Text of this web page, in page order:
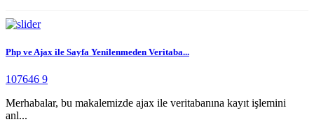
Php ve Ajax ile Sayfa Yenilenmeden Veritaba...
107646 9
Merhabalar, bu makalemizde ajax ile veritabanına kayıt işlemini
anl...